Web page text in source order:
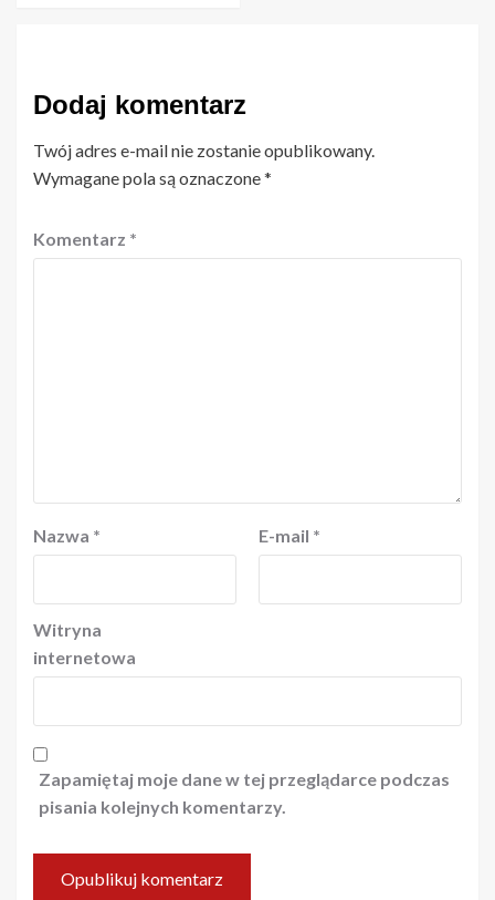
Dodaj komentarz
Twój adres e-mail nie zostanie opublikowany.
Wymagane pola są oznaczone*
Komentarz *
Nazwa * E-mail *
Witryna
internetowa
Zapamiętaj moje dane w tej przeglądarce podczas
pisania kolejnych komentarzy.